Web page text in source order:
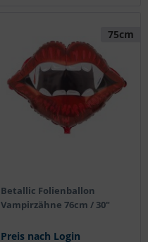
75cm
Betallic Folienballon
Vampirzähne 76cm / 30"
Preis nach Login